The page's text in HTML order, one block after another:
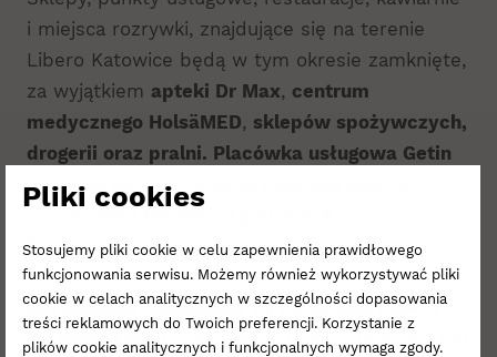
i miejsca rozrywki, znajdujące się na terenie
Libero Katowice będą w tym okresie zamknięte,
za wyjątkiem apteki Dr Max, centrum
medycznego HolsäMED, sklepów spożywczych,
drogerii oraz pralni. Placówka usługowa Getin
Banku w dniu 14.03.2020 (sobota) będzie
funkcjonowania centrum.
Restauracje znajdujące się na terenie Libero
nie będą świadczyły usług dowozu jedzenia ani
Pliki cookies
Stosujemy pliki cookie w celu zapewnienia prawidłowego
funkcjonowania serwisu. Możemy również wykorzystywać pliki
cookie w celach analitycznych w szczególności dopasowania
treści reklamowych do Twoich preferencji. Korzystanie z
plików cookie analitycznych i funkcjonalnych wymaga zgody.